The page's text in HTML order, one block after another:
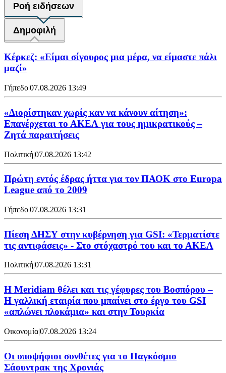
Ροή ειδήσεων
Δημοφιλή
Κέρκεζ: «Είμαι σίγουρος μια μέρα, να είμαστε πάλι
μαζί»
Γήπεδο|07.08.2026 13:49
«Διορίστηκαν χωρίς καν να κάνουν αίτηση»:
Επανέρχεται το ΑΚΕΛ για τους ημικρατικούς –
Ζητά παραιτήσεις
Πολιτική|07.08.2026 13:42
Πρώτη εντός έδρας ήττα για τον ΠΑΟΚ στο Europa
League από το 2009
Γήπεδο|07.08.2026 13:31
Πίεση ΔΗΣΥ στην κυβέρνηση για GSI: «Τερματίστε
τις αντιφάσεις» - Στο στόχαστρό του και το ΑΚΕΛ
Πολιτική|07.08.2026 13:31
Η Meridiam θέλει και τις γέφυρες του Βοσπόρου –
Η γαλλική εταιρία που μπαίνει στο έργο του GSI
«απλώνει πλοκάμια» και στην Τουρκία
Οικονομία|07.08.2026 13:24
Οι υποψήφιοι συνθέτες για το Παγκόσμιο
Σάουντρακ της Χρονιάς